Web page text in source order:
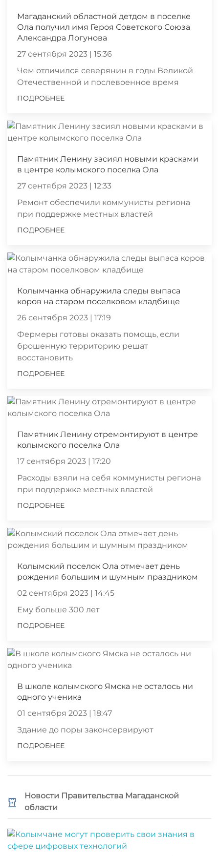
Магаданский областной детдом в поселке
Ола получил имя Героя Советского Союза
Александра Логунова
27 сентября 2023 | 15:36
Чем отличился северянин в годы Великой
Отечественной и послевоенное время
ПОДРОБНЕЕ
Памятник Ленину засиял новыми красками
в центре колымского поселка Ола
27 сентября 2023 | 12:33
Ремонт обеспечили коммунисты региона
при поддержке местных властей
ПОДРОБНЕЕ
Колымчанка обнаружила следы выпаса
коров на старом поселковом кладбище
26 сентября 2023 | 17:19
Фермеры готовы оказать помощь, если
брошенную территорию решат
восстановить
ПОДРОБНЕЕ
Памятник Ленину отремонтируют в центре
колымского поселка Ола
17 сентября 2023 | 17:20
Расходы взяли на себя коммунисты региона
при поддержке местных властей
ПОДРОБНЕЕ
Колымский поселок Ола отмечает день
рождения большим и шумным праздником
02 сентября 2023 | 14:45
Ему больше 300 лет
ПОДРОБНЕЕ
В школе колымского Ямска не осталось ни
одного ученика
01 сентября 2023 | 18:47
Здание до поры законсервируют
ПОДРОБНЕЕ
Новости Правительства Магаданской
области